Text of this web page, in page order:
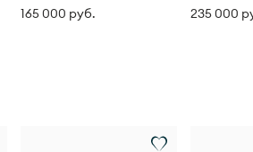
165 000 руб.
235 000